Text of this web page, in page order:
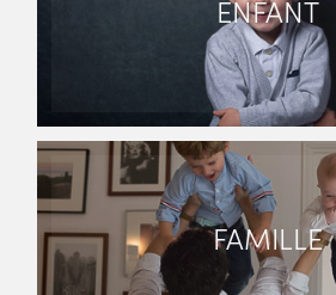
ENFANT
FAMILLE